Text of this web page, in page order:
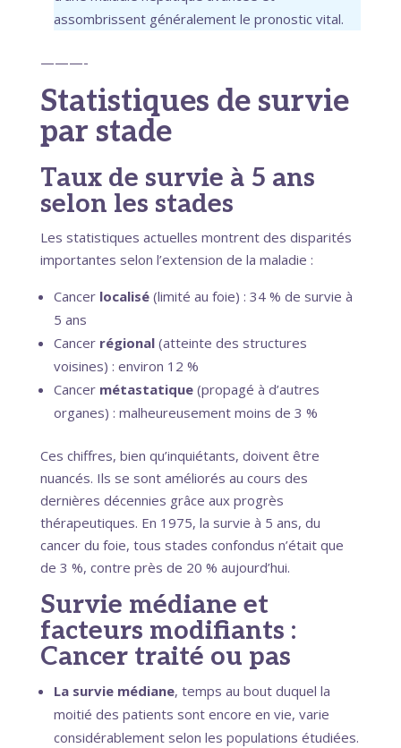
assombrissent généralement le pronostic vital.
———-
Statistiques de survie
par stade
Taux de survie à 5 ans
selon les stades
Les statistiques actuelles montrent des disparités
importantes selon l’extension de la maladie :
Cancer localisé(limité au foie) : 34 % de survie à
5 ans
Cancer régional(atteinte des structures
voisines) : environ 12 %
Cancer métastatique(propagé à d’autres
organes) : malheureusement moins de 3 %
Ces chiffres, bien qu’inquiétants, doivent être
nuancés. Ils se sont améliorés au cours des
dernières décennies grâce aux progrès
thérapeutiques. En 1975, la survie à 5 ans, du
cancer du foie, tous stades confondus n’était que
de 3 %, contre près de 20 % aujourd’hui.
Survie médiane et
facteurs modifiants :
Cancer traité ou pas
La survie médiane, temps au bout duquel la
moitié des patients sont encore en vie, varie
considérablement selon les populations étudiées.